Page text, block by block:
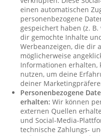
einen automatischen
personenbezogene
gespeichert haben (z.
dir gemochte Inhalte
Werbeanzeigen, die dir
möglicherweise
Informationen erhalten,
nutzen, um deine
deiner
Personenbezogene
erhalten: Wir können
externen Quellen
und Social-Media-
technische Zahlungs-